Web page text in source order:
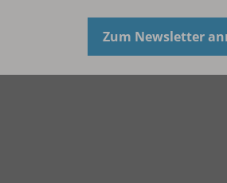
Zum Newsletter